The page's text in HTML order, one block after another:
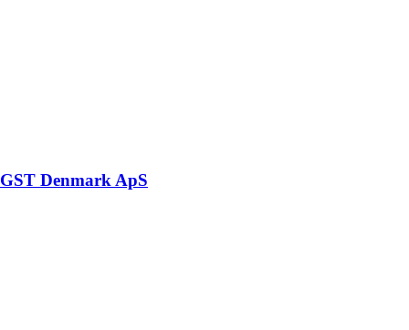
GST Denmark ApS